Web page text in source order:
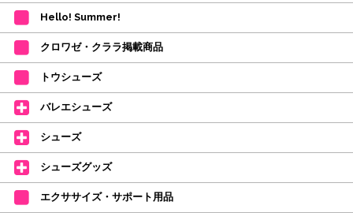
も、商品の確保はされておりません。
ご注文商品が在庫切れの場合は、上記お目安の頃にご連絡させていただき
ます。
カード決済をされたお客様は決済金額の変更をさせていただきます。
【ミルバ×たけいみき】オリジナルタオルが新登場!
レッスンのお供にはもちろん、毎日の持ち歩きやギフトにもぴったりのミル
バオリジナルタオルです。
たけいみきさんが描く「夢かわいい」バレエイラストが、そのままタオルに
なりました。
デラロミラノ2026コレクションの販売を開始しました☆
↑ご購入頂いたお客様に、デラロミラノのロゴ入りボールペンをプレゼント
中。
Hello! Summer!
クロワゼ・クララ掲載商品
トウシューズ
バレエシューズ
シューズ
シューズグッズ
エクササイズ・サポート用品